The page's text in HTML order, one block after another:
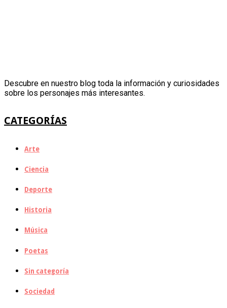
Descubre en nuestro blog toda la información y curiosidades
sobre los personajes más interesantes.
CATEGORÍAS
Arte
Ciencia
Deporte
Historia
Música
Poetas
Sin categoría
Sociedad